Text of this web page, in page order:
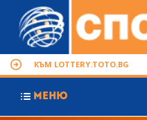
КЪМ LOTTERY.TOTO.BG
МЕНЮ